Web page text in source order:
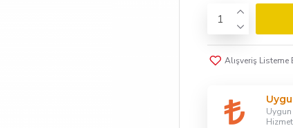
Alışveriş Listeme
Hizmet